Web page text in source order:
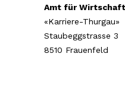
Amt für Wirtschaft
«Karriere-Thurgau»
Staubeggstrasse 3
8510 Frauenfeld